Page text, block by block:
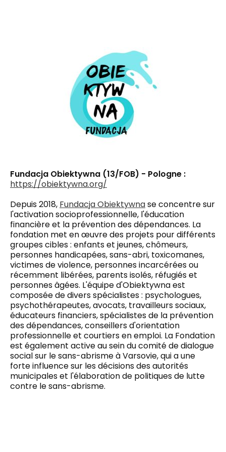
Fundacja Obiektywna (13/FOB) - Pologne :
https://obiektywna.org/
Depuis 2018, Fundacja Obiektywnase concentre sur
l'activation socioprofessionnelle, l'éducation
financière et la prévention des dépendances. La
fondation met en œuvre des projets pour différents
groupes cibles : enfants et jeunes, chômeurs,
personnes handicapées, sans-abri, toxicomanes,
victimes de violence, personnes incarcérées ou
récemment libérées, parents isolés, réfugiés et
personnes âgées. L'équipe d'Obiektywna est
composée de divers spécialistes : psychologues,
psychothérapeutes, avocats, travailleurs sociaux,
éducateurs financiers, spécialistes de la prévention
des dépendances, conseillers d'orientation
professionnelle et courtiers en emploi. La Fondation
est également active au sein du comité de dialogue
social sur le sans-abrisme à Varsovie, qui a une
forte influence sur les décisions des autorités
municipales et l'élaboration de politiques de lutte
contre le sans-abrisme.